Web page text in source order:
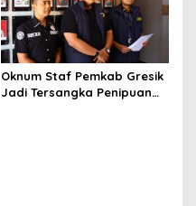
Oknum Staf Pemkab Gresik
Jadi Tersangka Penipuan